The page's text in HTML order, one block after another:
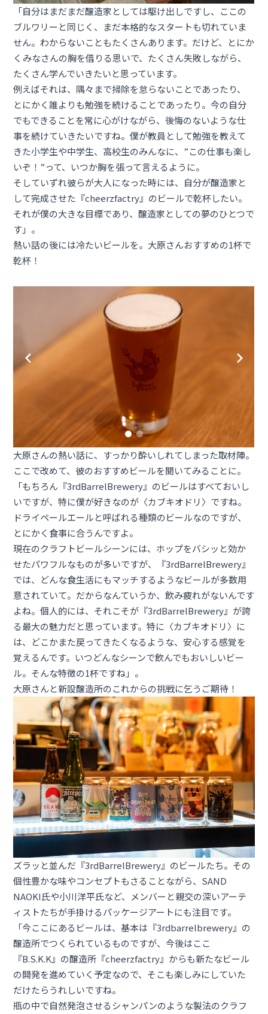
「自分はまだまだ醸造家としては駆け出しですし、ここの
ブルワリーと同じく、まだ本格的なスタートも切れていま
せん。わからないこともたくさんあります。だけど、とにか
くみなさんの胸を借りる思いで、たくさん失敗しながら、
たくさん学んでいきたいと思っています。
例えばそれは、隅々まで掃除を怠らないことであったり、
とにかく誰よりも勉強を続けることであったり。今の自分
でもできることを常に心がけながら、後悔のないような仕
事を続けていきたいですね。僕が教員として勉強を教えて
きた小学生や中学生、高校生のみんなに、”この仕事も楽し
いぞ！”って、いつか胸を張って言えるように。
そしていずれ彼らが大人になった時には、自分が醸造家と
して完成させた『cheerzfactry』のビールで乾杯したい。
それが僕の大きな目標であり、醸造家としての夢のひとつで
す」。
熱い話の後には冷たいビールを。大原さんおすすめの1杯で
乾杯！
大原さんの熱い話に、すっかり酔いしれてしまった取材陣。
ここで改めて、彼のおすすめビールを聞いてみることに。
「もちろん『3rdBarrelBrewery』のビールはすべておいし
いですが、特に僕が好きなのが〈カブキオドリ〉ですね。
ドライペールエールと呼ばれる種類のビールなのですが、
とにかく食事に合うんですよ。
現在のクラフトビールシーンには、ホップをバシッと効か
せたパワフルなものが多いですが、『3rdBarrelBrewery』
では、どんな食生活にもマッチするようなビールが多数用
意されていて。だからなんていうか、飲み疲れがないんです
よね。個人的には、それこそが『3rdBarrelBrewery』が誇
る最大の魅力だと思っています。特に〈カブキオドリ〉に
は、どこかまた戻ってきたくなるような、安心する感覚を
覚えるんです。いつどんなシーンで飲んでもおいしいビー
ル。そんな特徴の1杯ですね」。
大原さんと新設醸造所のこれからの挑戦に乞うご期待！
ズラッと並んだ『3rdBarrelBrewery』のビールたち。その
個性豊かな味やコンセプトもさることながら、 SAND
NAOKI氏や小川洋平氏など、メンバーと親交の深いアーテ
ィストたちが手掛けるパッケージアートにも注目です。
「今ここにあるビールは、基本は『3rdbarrelbrewery』の
醸造所でつくられているものですが、今後はここ
『B.S.K.K』の醸造所『cheerzfactry』からも新たなビール
の開発を進めていく予定なので、そこも楽しみにしていた
だけたらうれしいですね。
瓶の中で自然発泡させるシャンパンのような製法のクラフ